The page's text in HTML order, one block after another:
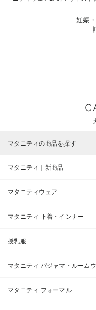
妊娠
マタニティの商品を探す
マタニティ｜新商品
マタニティウェア
マタニティ 下着・インナー
授乳服
マタニティ パジャマ・ルーム
マタニティ フォーマル